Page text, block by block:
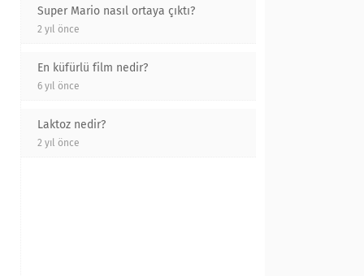
Super Mario nasıl ortaya çıktı?
2 yıl önce
En küfürlü film nedir?
6 yıl önce
Laktoz nedir?
2 yıl önce